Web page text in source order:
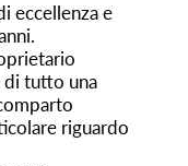
eccellenza e
di tutto una
riguardo